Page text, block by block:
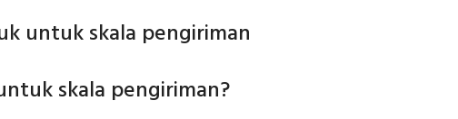
untuk skala pengiriman
skala pengiriman?